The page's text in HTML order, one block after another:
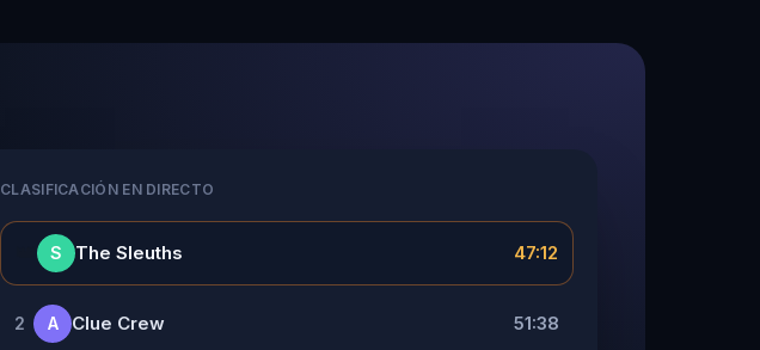
CLASIFICACIÓN EN DIRECTO
S The Sleuths 47:12
2 A Clue Crew 51:38